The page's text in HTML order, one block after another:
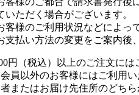
いただく場合がございます。
客様のご利用状況などによっ
支払い方法の変更をご案内後
円（税込）以上のご注文には
員以外のお客様にはご利用い
またはお届け先住所のどちら